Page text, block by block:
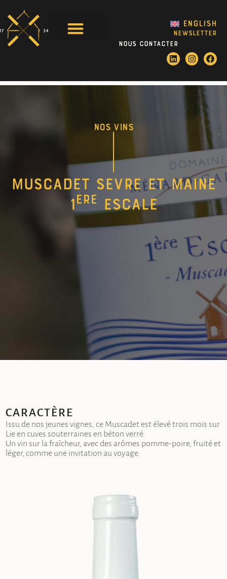
English
NEWSLETTER
Nous contacter
NOS VINS
Muscadet sevre et maine
1ère escale
CARACTÈRE
Issu de nos jeunes vignes, ce Muscadet est élevé trois mois sur
Lie en cuves souterraines en béton verré.
Un vin sur la fraîcheur, avec des arômes pomme-poire, fruité et
léger, comme une invitation au voyage.